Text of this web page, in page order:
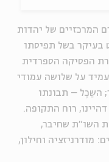
המרכזיים של יהדות
התבלט בעיקר בשל תפיסתו
הפסיקה הספרדית
על שלושה עמודי
השֵכֶל – תבונתו
רוח התקופה.
השו"ת שחיבר,
מודרניזציה וחילון,